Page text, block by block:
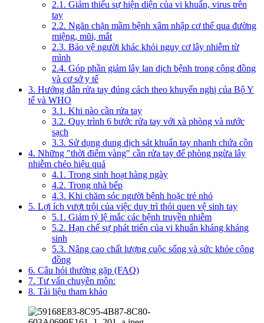
2.1. Giảm thiểu sự hiện diện của vi khuẩn, virus trên
tay
2.2. Ngăn chặn mầm bệnh xâm nhập cơ thể qua đường
miệng, mũi, mắt
2.3. Bảo vệ người khác khỏi nguy cơ lây nhiễm từ
mình
2.4. Góp phần giảm lây lan dịch bệnh trong cộng đồng
và cơ sở y tế
3. Hướng dẫn rửa tay đúng cách theo khuyến nghị của Bộ Y
tế và WHO
3.1. Khi nào cần rửa tay
3.2. Quy trình 6 bước rửa tay với xà phòng và nước
sạch
3.3. Sử dụng dung dịch sát khuẩn tay nhanh chứa cồn
4. Những "thời điểm vàng" cần rửa tay để phòng ngừa lây
nhiễm chéo hiệu quả
4.1. Trong sinh hoạt hàng ngày
4.2. Trong nhà bếp
4.3. Khi chăm sóc người bệnh hoặc trẻ nhỏ
5. Lợi ích vượt trội của việc duy trì thói quen vệ sinh tay
5.1. Giảm tỷ lệ mắc các bệnh truyền nhiễm
5.2. Hạn chế sự phát triển của vi khuẩn kháng kháng
sinh
5.3. Nâng cao chất lượng cuộc sống và sức khỏe cộng
đồng
6. Câu hỏi thường gặp (FAQ)
7. Tư vấn chuyên môn:
8. Tài liệu tham khảo